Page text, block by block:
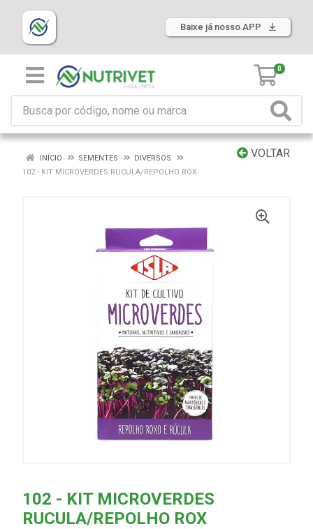
Baixe já nosso APP
0
VOLTAR
INÍCIO SEMENTES
DIVERSOS
102 - KIT MICROVERDES RUCULA/REPOLHO ROX
102 - KIT MICROVERDES
RUCULA/REPOLHO ROX